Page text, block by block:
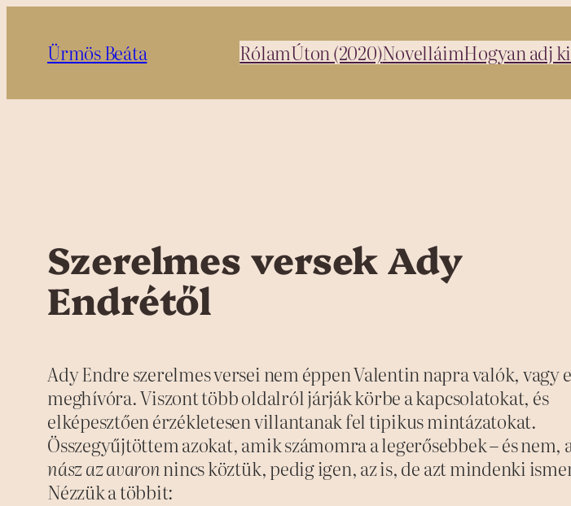
tartalomhoz
Ürmös Beáta RólamÚton (2020)NovelláimHogyan adj
Szerelmes versek Ady
Endrétől
Ady Endre szerelmes versei nem éppen Valentin napra valók, vagy
meghívóra. Viszont több oldalról járják körbe a kapcsolatokat, és
elképesztően érzékletesen villantanak fel tipikus mintázatokat.
Összegyűjtöttem azokat, amik számomra a legerősebbek – és nem,
nász az avaronnincs köztük, pedig igen, az is, de azt mindenki
Nézzük a többit: